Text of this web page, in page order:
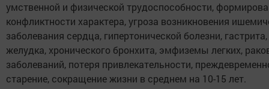
умственной и физической трудоспособности,
конфликтности характера, угроза возникновения
заболевания сердца, гипертонической болезни,
желудка, хронического бронхита, эмфиземы легких,
заболеваний, потеря привлекательности,
старение, сокращение жизни в среднем на 10-15 лет.